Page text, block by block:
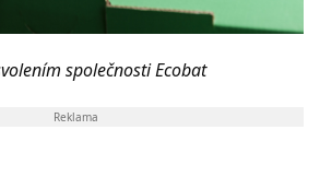
společnosti Ecobat
Reklama